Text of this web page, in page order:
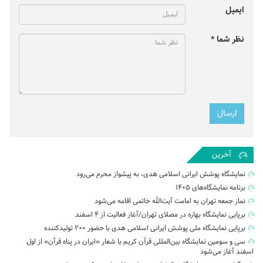
ایمیل
نظر شما *
آخرین
نمایشگاه پوشش ایرانی اسلامی هدی، به پیشواز محرم می‌رود
برنامه نمایشگاه‌های ۱۴۰۵
نماز جمعه تهران به امامت آیت‌الله خاتمی اقامه می‌شود
برپایی نمایشگاه بهاره در مصلای تهران/آغاز فعالیت از ۴ اسفند
برپایی نمایشگاه ملی پوشش ایرانی اسلامی هدی با حضور ۲۰۰ تولیدکننده
سی و سومین نمایشگاه بین‌المللی قرآن کریم با شعار «ایران در پناه قرآن» از اول
اسفند آغاز می‌شود